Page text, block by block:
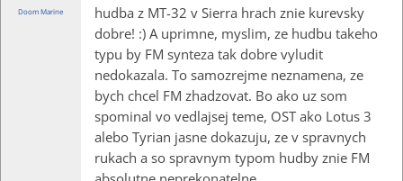
Doom Marine
hudba z MT-32 v Sierra hrach znie kurevsky
dobre! :) A uprimne, myslim, ze hudbu takeho
typu by FM synteza tak dobre vyludit
nedokazala. To samozrejme neznamena, ze
bych chcel FM zhadzovat. Bo ako uz som
spominal vo vedlajsej teme, OST ako Lotus 3
alebo Tyrian jasne dokazuju, ze v spravnych
rukach a so spravnym typom hudby znie FM